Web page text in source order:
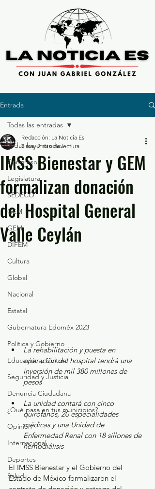
Entrada
Todas las entradas
Congreso
Legislatura
SEDECO
GEM
GEM
DIFEM
Cultura
Global
Nacional
Estatal
Gubernatura Edoméx 2023
Política y Gobierno
Educación y Cultura
Seguridad y Justicia
Denuncia Ciudadana
¿Qué pasa en tus municipios?
Opinión
Internacional
Deportes
Salud
Todas las entradas
IMSS Bienestar y GEM
formalizan donación
del Hospital General
Valle Ceylán
Redacción: La Noticia Es
7 may 2 min de lectura
La rehabilitación y puesta en
operación del hospital tendrá una
inversión de mil 380 millones de
pesos
La unidad contará con cinco
quirófanos, 20 especialidades
médicas y una Unidad de
Enfermedad Renal con 18 sillones de
hemodiálisis
El IMSS Bienestar y el Gobierno del
Estado de México formalizaron el